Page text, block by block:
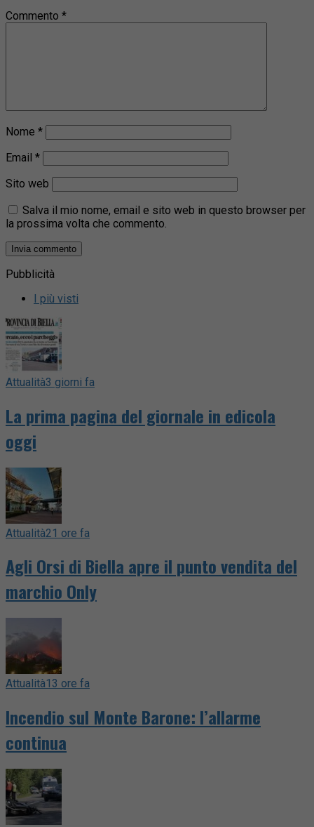
Commento *
Nome *
Email *
Sito web
Salva il mio nome, email e sito web in questo browser per
la prossima volta che commento.
Pubblicità
I più visti
Attualità3 giorni fa
La prima pagina del giornale in edicola
oggi
Attualità21 ore fa
Agli Orsi di Biella apre il punto vendita del
marchio Only
Attualità13 ore fa
Incendio sul Monte Barone: l’allarme
continua